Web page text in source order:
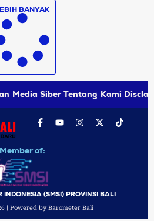
BANYAK
Media Siber Tentang Kami
Member of:
INDONESIA (SMSI) PROVINSI BALI
| Powered by Barometer Bali